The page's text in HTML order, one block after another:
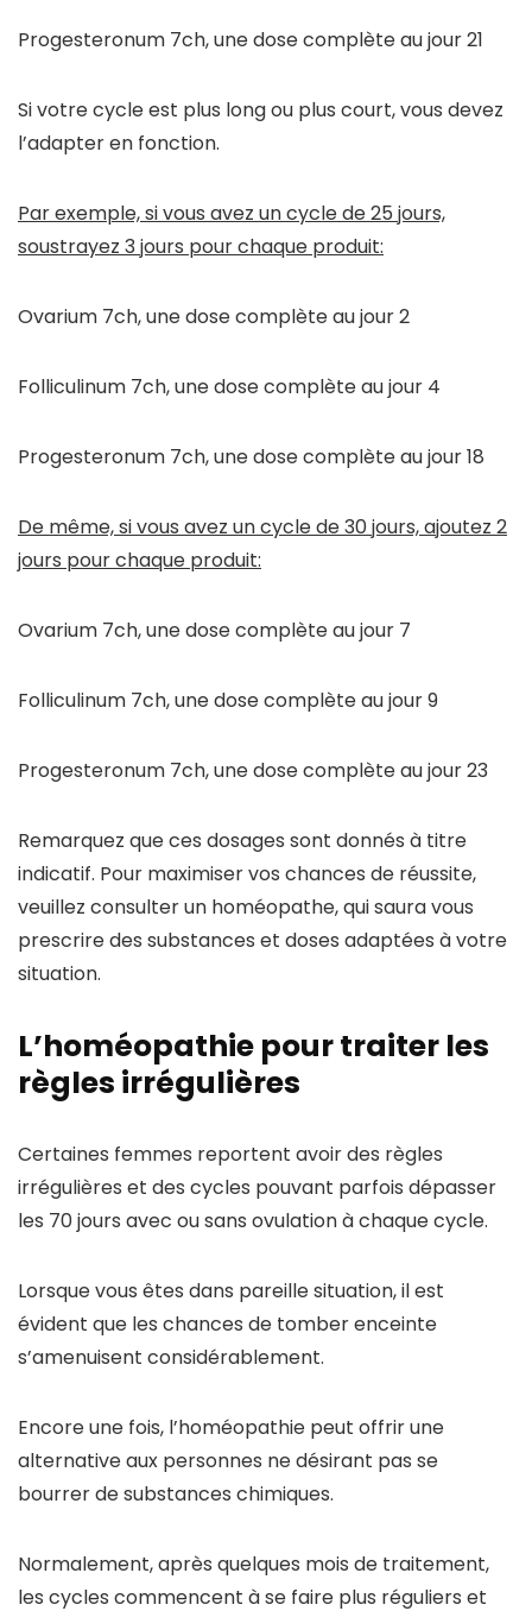
Progesteronum 7ch, une dose complète au jour 21
Si votre cycle est plus long ou plus court, vous devez
l’adapter en fonction.
Par exemple, si vous avez un cycle de 25 jours,
soustrayez 3 jours pour chaque produit:
Ovarium 7ch, une dose complète au jour 2
Folliculinum 7ch, une dose complète au jour 4
Progesteronum 7ch, une dose complète au jour 18
De même, si vous avez un cycle de 30 jours, ajoutez 2
jours pour chaque produit:
Ovarium 7ch, une dose complète au jour 7
Folliculinum 7ch, une dose complète au jour 9
Progesteronum 7ch, une dose complète au jour 23
Remarquez que ces dosages sont donnés à titre
indicatif. Pour maximiser vos chances de réussite,
veuillez consulter un homéopathe, qui saura vous
prescrire des substances et doses adaptées à votre
situation.
L’homéopathie pour traiter les
règles irrégulières
Certaines femmes reportent avoir des règles
irrégulières et des cycles pouvant parfois dépasser
les 70 jours avec ou sans ovulation à chaque cycle.
Lorsque vous êtes dans pareille situation, il est
évident que les chances de tomber enceinte
s’amenuisent considérablement.
Encore une fois, l’homéopathie peut offrir une
alternative aux personnes ne désirant pas se
bourrer de substances chimiques.
Normalement, après quelques mois de traitement,
les cycles commencent à se faire plus réguliers et